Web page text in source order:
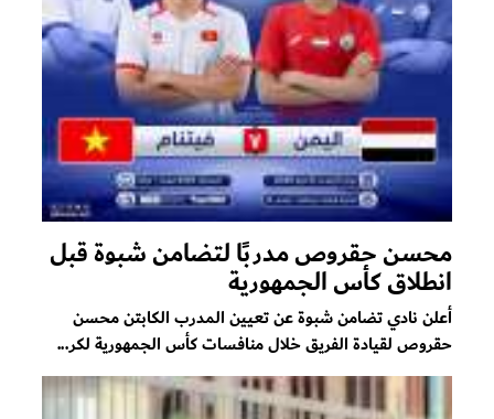
محسن حقروص مدربًا لتضامن شبوة قبل
انطلاق كأس الجمهورية
أعلن نادي تضامن شبوة عن تعيين المدرب الكابتن محسن
حقروص لقيادة الفريق خلال منافسات كأس الجمهورية لكر...